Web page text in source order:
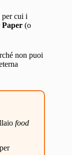
per cui i
(o
non puoi
food
per